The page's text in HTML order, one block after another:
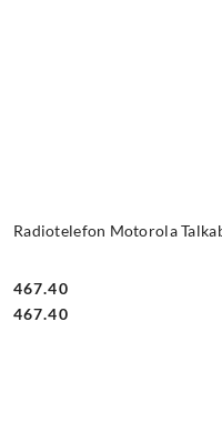
Radiotelefon Motorola
Cena:
467.40
Cena:
467.40